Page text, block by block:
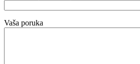
Vaša poruka